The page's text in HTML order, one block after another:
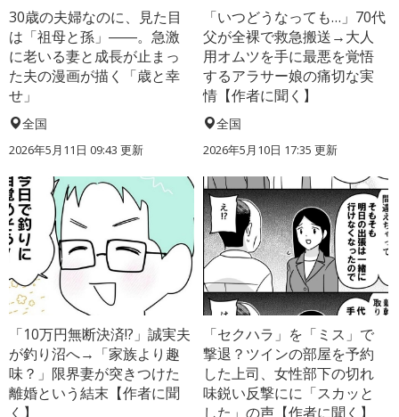
30歳の夫婦なのに、見た目
は「祖母と孫」――。急激
に老いる妻と成長が止まっ
た夫の漫画が描く「歳と幸
せ」
全国
2026年5月11日 09:43 更新
「いつどうなっても…」70代
父が全裸で救急搬送→大人
用オムツを手に最悪を覚悟
するアラサー娘の痛切な実
情【作者に聞く】
全国
2026年5月10日 17:35 更新
「10万円無断決済!?」誠実夫
が釣り沼へ→「家族より趣
味？」限界妻が突きつけた
離婚という結末【作者に聞
く】
「セクハラ」を「ミス」で
撃退？ツインの部屋を予約
した上司、女性部下の切れ
味鋭い反撃にに「スカッと
した」の声【作者に聞く】